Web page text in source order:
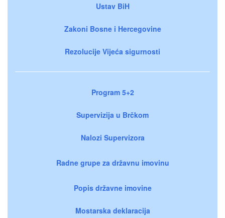
Ustav BiH
Zakoni Bosne i Hercegovine
Rezolucije Vijeća sigurnosti
Program 5+2
Supervizija u Brčkom
Nalozi Supervizora
Radne grupe za državnu imovinu
Popis državne imovine
Mostarska deklaracija